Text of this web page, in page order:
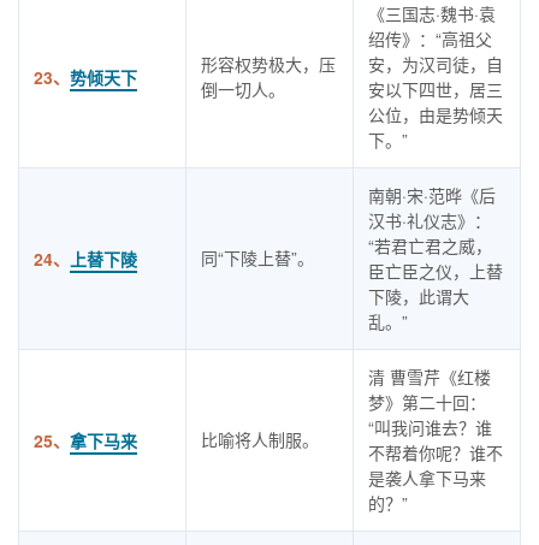
23、 势倾天下
形容权势极大，压
倒一切人。
《三国志·魏书·袁
绍传》：“高祖父
安，为汉司徒，自
安以下四世，居三
公位，由是势倾天
下。”
24、 上替下陵 同“下陵上替”。
南朝·宋·范晔《后
汉书·礼仪志》：
“若君亡君之威，
臣亡臣之仪，上替
下陵，此谓大
乱。”
25、 拿下马来 比喻将人制服。
清 曹雪芹《红楼
梦》第二十回：
“叫我问谁去？谁
不帮着你呢？谁不
是袭人拿下马来
的？”